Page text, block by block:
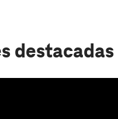
destacadas